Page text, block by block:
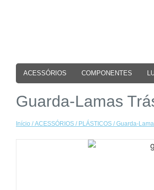
ACESSÓRIOS COMPONENTES
Guarda-Lamas
Início /ACESSÓRIOS / PLÁSTICOS / Guarda-